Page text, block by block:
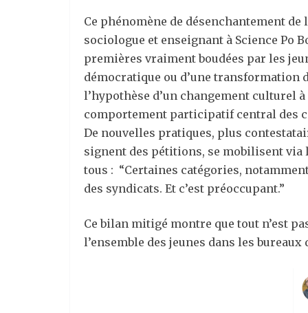
Ce phénomène de désenchantement
sociologue et enseignant à Science Po
premières vraiment boudées par les
démocratique ou d’une transformation
l’hypothèse d’un changement culturel
comportement participatif central des
De nouvelles pratiques, plus
signent des pétitions, se mobilisent via
tous : “Certaines catégories,
des syndicats. Et c’est préoccupant.”
Ce bilan mitigé montre que tout n’est
l’ensemble des jeunes dans les